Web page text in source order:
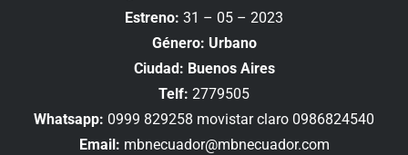
Estreno: 31 – 05 – 2023
Género: Urbano
Ciudad: Buenos Aires
Telf: 2779505
Whatsapp: 0999 829258 movistar claro 0986824540
Email: mbnecuador@mbnecuador.com